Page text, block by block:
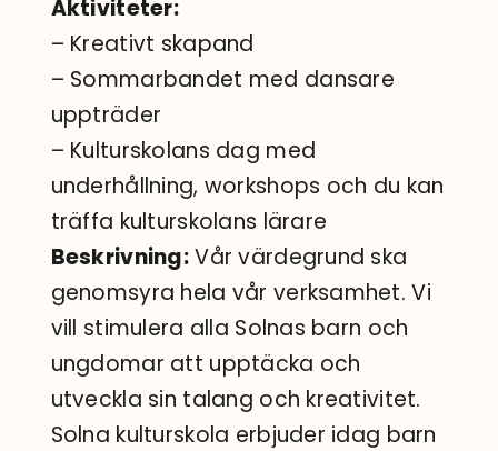
Aktiviteter:
– Kreativt skapand
– Sommarbandet med dansare
uppträder
– Kulturskolans dag med
underhållning, workshops och du kan
träffa kulturskolans lärare
Beskrivning:Vår värdegrund ska
genomsyra hela vår verksamhet. Vi
vill stimulera alla Solnas barn och
ungdomar att upptäcka och
utveckla sin talang och kreativitet.
Solna kulturskola erbjuder idag barn